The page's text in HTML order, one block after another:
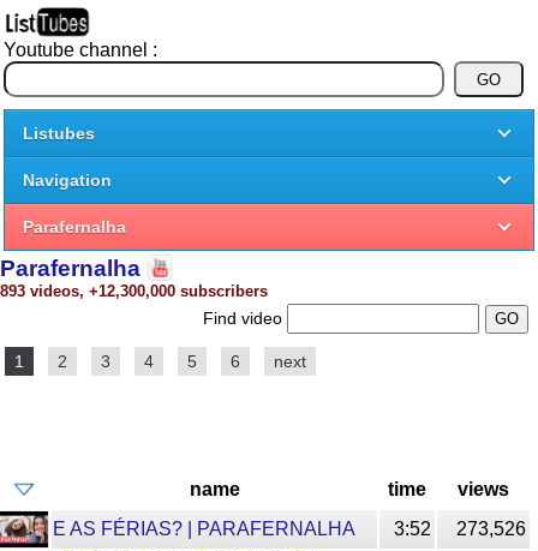
Youtube channel :
Listubes
Navigation
Parafernalha
Parafernalha
893 videos, +12,300,000 subscribers
Find video
1 2 3 4 5 6 next
name time
views
E AS FÉRIAS? | PARAFERNALHA
3:52
273,526